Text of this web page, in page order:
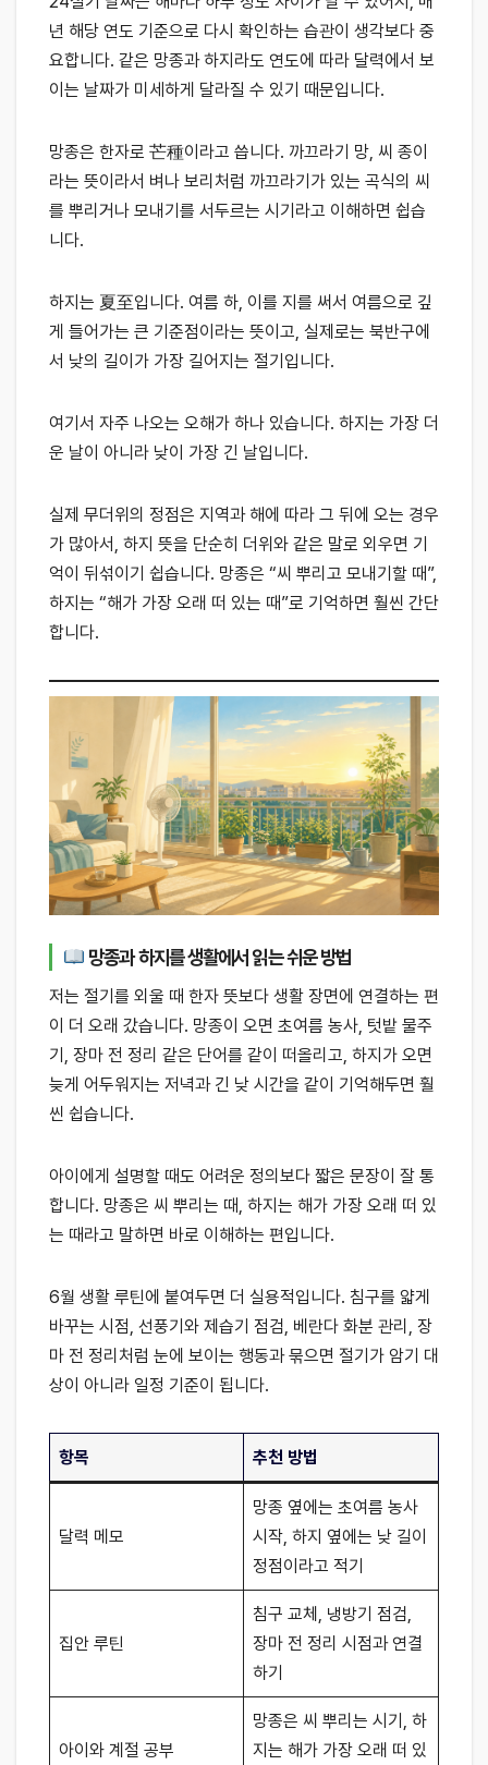
년 해당 연도 기준으로 다시 확인하는 습관이 생각보다 중
요합니다. 같은 망종과 하지라도 연도에 따라 달력에서 보
이는 날짜가 미세하게 달라질 수 있기 때문입니다.
망종은 한자로 芒種이라고 씁니다. 까끄라기 망, 씨 종이
라는 뜻이라서 벼나 보리처럼 까끄라기가 있는 곡식의 씨
를 뿌리거나 모내기를 서두르는 시기라고 이해하면 쉽습
니다.
하지는 夏至입니다. 여름 하, 이를 지를 써서 여름으로 깊
게 들어가는 큰 기준점이라는 뜻이고, 실제로는 북반구에
서 낮의 길이가 가장 길어지는 절기입니다.
여기서 자주 나오는 오해가 하나 있습니다. 하지는 가장 더
운 날이 아니라 낮이 가장 긴 날입니다.
실제 무더위의 정점은 지역과 해에 따라 그 뒤에 오는 경우
가 많아서, 하지 뜻을 단순히 더위와 같은 말로 외우면 기
억이 뒤섞이기 쉽습니다. 망종은 “씨 뿌리고 모내기할 때”,
하지는 “해가 가장 오래 떠 있는 때”로 기억하면 훨씬 간단
합니다.
망종과 하지를 생활에서 읽는 쉬운 방법
저는 절기를 외울 때 한자 뜻보다 생활 장면에 연결하는 편
이 더 오래 갔습니다. 망종이 오면 초여름 농사, 텃밭 물주
기, 장마 전 정리 같은 단어를 같이 떠올리고, 하지가 오면
늦게 어두워지는 저녁과 긴 낮 시간을 같이 기억해두면 훨
씬 쉽습니다.
아이에게 설명할 때도 어려운 정의보다 짧은 문장이 잘 통
합니다. 망종은 씨 뿌리는 때, 하지는 해가 가장 오래 떠 있
는 때라고 말하면 바로 이해하는 편입니다.
6월 생활 루틴에 붙여두면 더 실용적입니다. 침구를 얇게
바꾸는 시점, 선풍기와 제습기 점검, 베란다 화분 관리, 장
마 전 정리처럼 눈에 보이는 행동과 묶으면 절기가 암기 대
상이 아니라 일정 기준이 됩니다.
항목 추천 방법
달력 메모
망종 옆에는 초여름 농사
시작, 하지 옆에는 낮 길이
정점이라고 적기
집안 루틴
침구 교체, 냉방기 점검,
장마 전 정리 시점과 연결
하기
아이와 계절 공부
망종은 씨 뿌리는 시기, 하
지는 해가 가장 오래 떠 있